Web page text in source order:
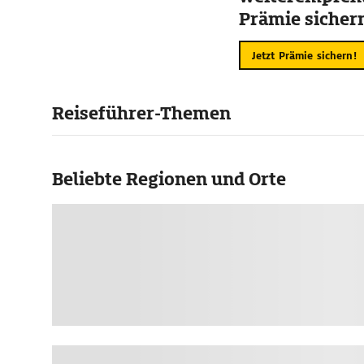
Prämie
Jetzt Prämie sichern!
Reiseführer-Themen
Beliebte Regionen und Orte